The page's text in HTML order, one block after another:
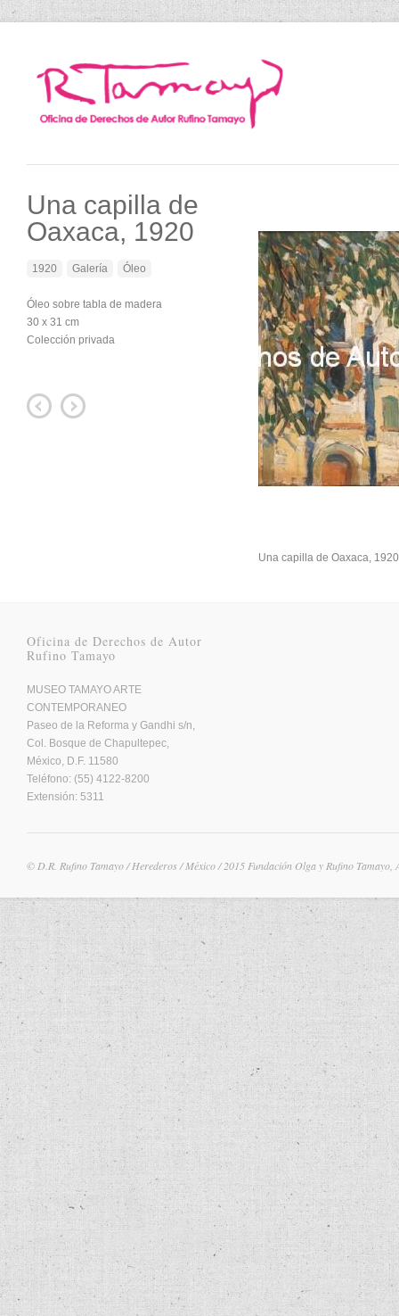
Una capilla de
Oaxaca, 1920
1920 Galería Óleo
Óleo sobre tabla de madera
30 x 31 cm
Colección privada
Una capilla de Oaxaca, 1920
Oficina de Derechos de Autor
Rufino Tamayo
MUSEO TAMAYO ARTE
CONTEMPORANEO
Paseo de la Reforma y Gandhi s/n,
Col. Bosque de Chapultepec,
México, D.F. 11580
Teléfono: (55) 4122-8200
Extensión: 5311
© D.R. Rufino Tamayo / Herederos / México / 2015 Fundación Olga y Rufino Tamayo,